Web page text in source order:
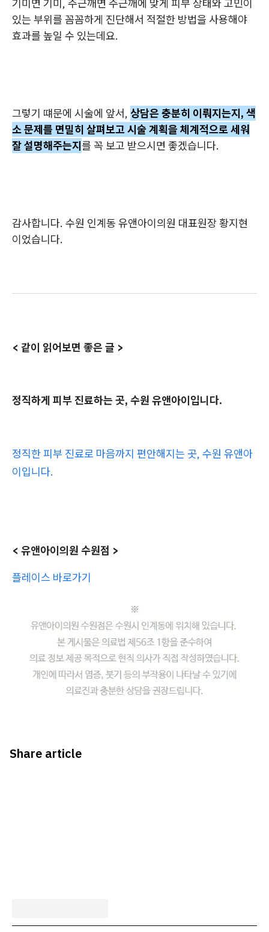
기미면 기미, 주근깨면 주근깨에 맞게 피부 상태와 고민이
있는 부위를 꼼꼼하게 진단해서 적절한 방법을 사용해야
효과를 높일 수 있는데요.
그렇기 떄문에 시술에 앞서, 상담은 충분히 이뤄지는지, 색
소 문제를 면밀히 살펴보고 시술 계획을 체계적으로 세워
잘 설명해주는지를 꼭 보고 받으시면 좋겠습니다.
감사합니다. 수원 인계동 유앤아이의원 대표원장 황지현
이었습니다.
< 같이 읽어보면 좋은 글 >
정직하게 피부 진료하는 곳, 수원 유앤아이입니다.
정직한 피부 진료로 마음까지 편안해지는 곳, 수원 유앤아
이입니다.
< 유앤아이의원 수원점 >
플레이스 바로가기
Share article